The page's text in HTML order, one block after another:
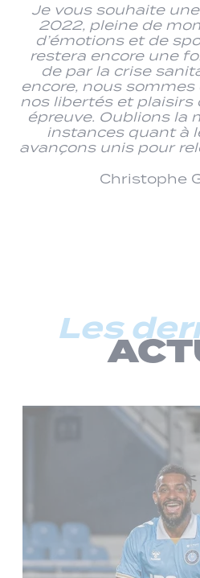
Je vous souhaite
2022, pleine de
d’émotions et de
restera encore une
de par la crise
encore, nous sommes
nos libertés et plaisirs
épreuve. Oublions la
instances quant à
avançons unis pour
Christophe
Les